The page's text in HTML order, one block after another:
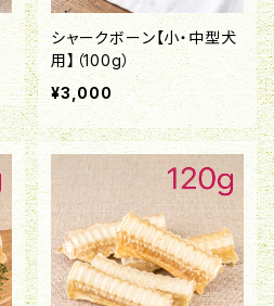
シャークボーン【小・中型犬
用】（100g）
¥3,000